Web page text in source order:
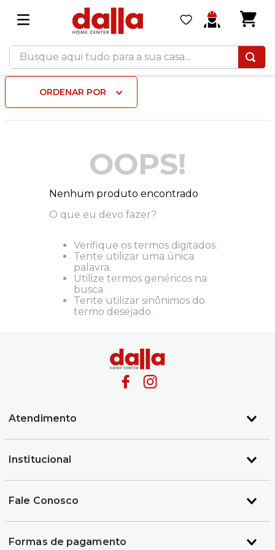
Busque aqui tudo para a sua casa...
ORDENAR POR
OOPS!
Nenhum produto encontrado
O que eu devo fazer?
Verifique os termos digitados.
Tente utilizar uma única
palavra.
Utilize termos genéricos na
busca.
Tente utilizar sinônimos do
termo desejado.
Atendimento
Institucional
Fale Conosco
Formas de pagamento